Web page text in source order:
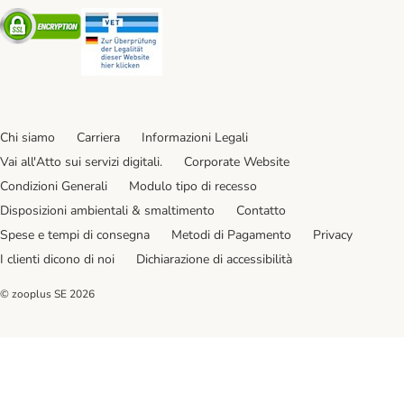
Security
Chi siamo Carriera
Informazioni Legali
Vai all'Atto sui servizi digitali.
Corporate Website
Condizioni Generali
Modulo tipo di recesso
Disposizioni ambientali & smaltimento
Contatto
Spese e tempi di consegna
Metodi di Pagamento
Privacy
I clienti dicono di noi
Dichiarazione di accessibilità
© zooplus SE 2026